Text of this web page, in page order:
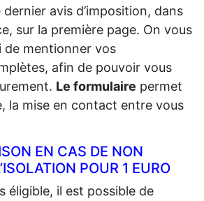
avis d’imposition, dans
sur la première page. On vous
de mentionner vos
afin de pouvoir vous
Le formulaire permet
la mise en contact entre vous
EN CAS DE NON
POUR 1 EURO
éligible, il est possible de